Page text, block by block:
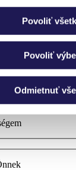
Povoliť
Povoliť
Odmietnuť
Önnek